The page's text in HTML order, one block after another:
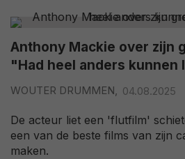
Anthony Mackie over zijn
"Had heel anders kunnen
WOUTER DRUMMEN, 04.08.2025
De acteur liet een 'flutfilm'
een van de beste films van zijn
maken.